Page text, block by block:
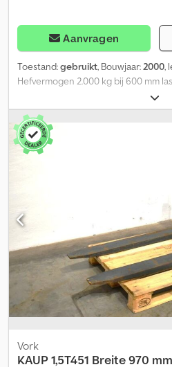
Aanvragen
Toestand:gebruikt, Bouwjaar:2000,
Hefvermogen 2.000 kg bij 600 mm
vorkdoorsnede 150 x 45 mm,
FEM2A, eigen zwaartepunt: 560
telescopische vorken type RG2-20-
slangen, draagvermogen/GZ 1.000
draagvermogen/GZ 545 kg bij LSP
ingeschoven 1.200 mm,
loadCentreOfGravity: 600,
Vork
KAUP 1,5T451 Breite 970 mm